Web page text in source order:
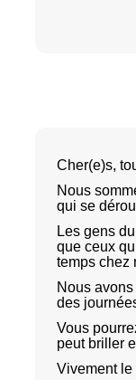
Cher(e)s,
Nous
qui se
Les gens
que ceux
temps chez
Nous
des
Vous
peut briller
Vivement le